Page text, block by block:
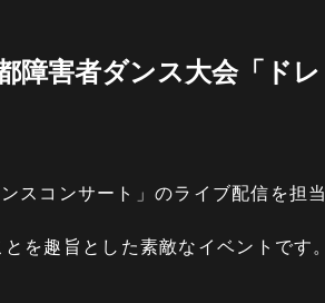
障害者ダンス大会「ドレ
スコンサート」のライブ配信を担当
を趣旨とした素敵なイベントです。